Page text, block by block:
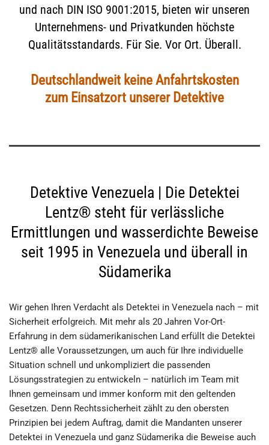
und nach DIN ISO 9001:2015, bieten wir unseren
Unternehmens- und Privatkunden höchste
Qualitätsstandards. Für Sie. Vor Ort. Überall.
Deutschlandweit keine Anfahrtskosten
zum Einsatzort unserer Detektive
Detektive Venezuela | Die Detektei
Lentz® steht für verlässliche
Ermittlungen und wasserdichte Beweise
seit 1995 in Venezuela und überall in
Südamerika
Wir gehen Ihren Verdacht als Detektei in Venezuela nach – mit
Sicherheit erfolgreich. Mit mehr als 20 Jahren Vor-Ort-
Erfahrung in dem südamerikanischen Land erfüllt die Detektei
Lentz® alle Voraussetzungen, um auch für Ihre individuelle
Situation schnell und unkompliziert die passenden
Lösungsstrategien zu entwickeln – natürlich im Team mit
Ihnen gemeinsam und immer konform mit den geltenden
Gesetzen. Denn Rechtssicherheit zählt zu den obersten
Prinzipien bei jedem Auftrag, damit die Mandanten unserer
Detektei in Venezuela und ganz Südamerika die Beweise auch